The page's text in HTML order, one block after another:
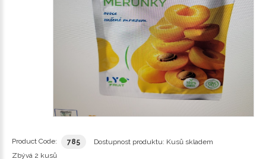
Product Code: 785 Dostupnost produktu: Kusů skladem
Zbývá 2 kusů